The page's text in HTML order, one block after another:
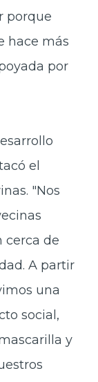
porque
hace más
por
el
"Nos
cerca de
A partir
una
social,
y